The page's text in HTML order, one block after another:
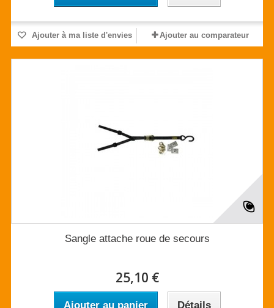
Ajouter à ma liste d'envies Ajouter au comparateur
Sangle attache roue de secours
25,10 €
Ajouter au panier Détails